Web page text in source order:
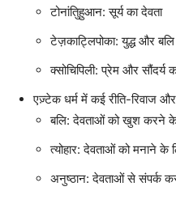
टोनांतिुहुआन: सूर्य का देवता
टेज़काट्लिपोका: युद्ध और बलि
क्सोचिपिली: प्रेम और सौंदर्य
एज़्टेक धर्म में कई रीति-रिवाज
बलि: देवताओं को खुश करने के
त्योहार: देवताओं को मनाने के
अनुष्ठान: देवताओं से संपर्क